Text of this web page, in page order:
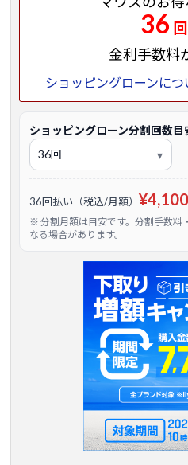
36
金利手数料
ショッピングローンに
ショッピングローン分割回数
36回払い（税込/月額） ¥4,100
※ 分割月額は目安です。分割手数料
なる場合があります。